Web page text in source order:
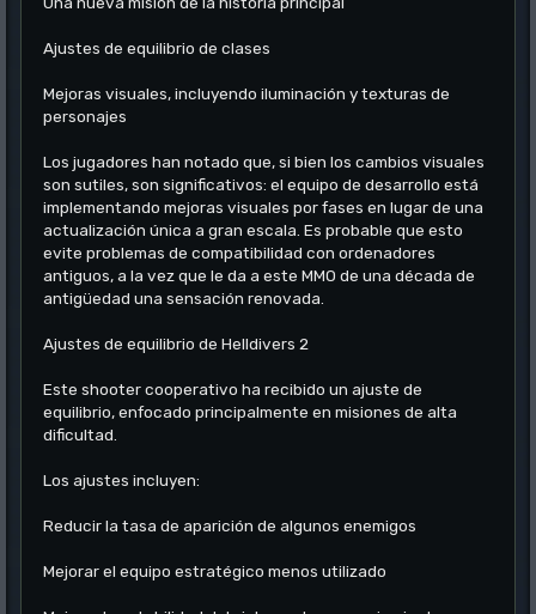
Ajustes de equilibrio de clases
Mejoras visuales, incluyendo iluminación y texturas de
personajes
Los jugadores han notado que, si bien los cambios visuales
son sutiles, son significativos: el equipo de desarrollo está
implementando mejoras visuales por fases en lugar de una
actualización única a gran escala. Es probable que esto
evite problemas de compatibilidad con ordenadores
antiguos, a la vez que le da a este MMO de una década de
antigüedad una sensación renovada.
Ajustes de equilibrio de Helldivers 2
Este shooter cooperativo ha recibido un ajuste de
equilibrio, enfocado principalmente en misiones de alta
dificultad.
Los ajustes incluyen:
Reducir la tasa de aparición de algunos enemigos
Mejorar el equipo estratégico menos utilizado